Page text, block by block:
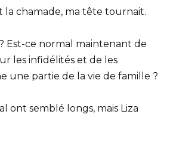
chamade, ma tête tournait.
Est-ce normal maintenant de
les infidélités et de les
une partie de la vie de famille ?
ont semblé longs, mais Liza